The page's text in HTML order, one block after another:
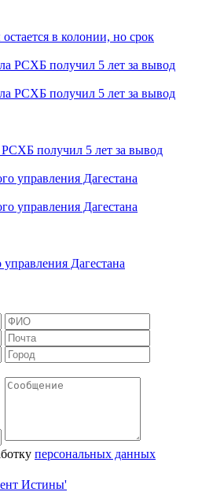
в колонии, но срок
РСХБ получил 5 лет за вывод
Дагестана
персональных данных